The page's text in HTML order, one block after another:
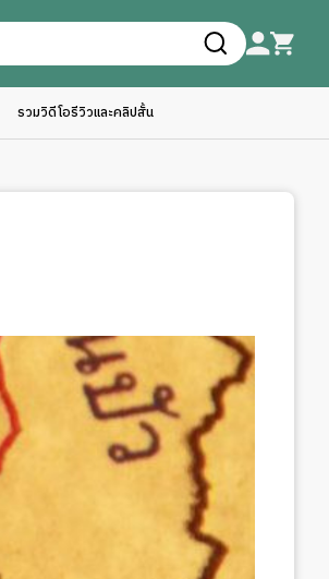
รวมวิดีโอรีวิวและคลิปสั้น